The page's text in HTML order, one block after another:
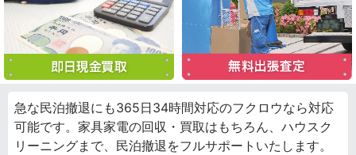
急な民泊撤退にも365日34時間対応のフクロウなら対応
可能です。家具家電の回収・買取はもちろん、ハウスク
リーニングまで、民泊撤退をフルサポートいたします。